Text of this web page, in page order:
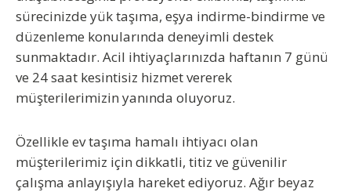
sürecinizde yük taşıma, eşya indirme-bindirme ve
düzenleme konularında deneyimli destek
sunmaktadır. Acil ihtiyaçlarınızda haftanın 7 günü
ve 24 saat kesintisiz hizmet vererek
müşterilerimizin yanında oluyoruz.
Özellikle ev taşıma hamalı ihtiyacı olan
müşterilerimiz için dikkatli, titiz ve güvenilir
çalışma anlayışıyla hareket ediyoruz. Ağır beyaz